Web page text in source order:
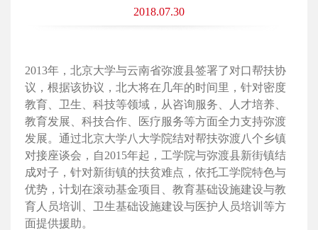
2018.07.30
2013年，北京大学与云南省弥渡县签署了对口帮扶协
议，根据该协议，北大将在几年的时间里，针对密度
教育、卫生、科技等领域，从咨询服务、人才培养、
教育发展、科技合作、医疗服务等方面全力支持弥渡
发展。通过北京大学八大学院结对帮扶弥渡八个乡镇
对接座谈会，自2015年起，工学院与弥渡县新街镇结
成对子，针对新街镇的扶贫难点，依托工学院特色与
优势，计划在滚动基金项目、教育基础设施建设与教
育人员培训、卫生基础设施建设与医护人员培训等方
面提供援助。